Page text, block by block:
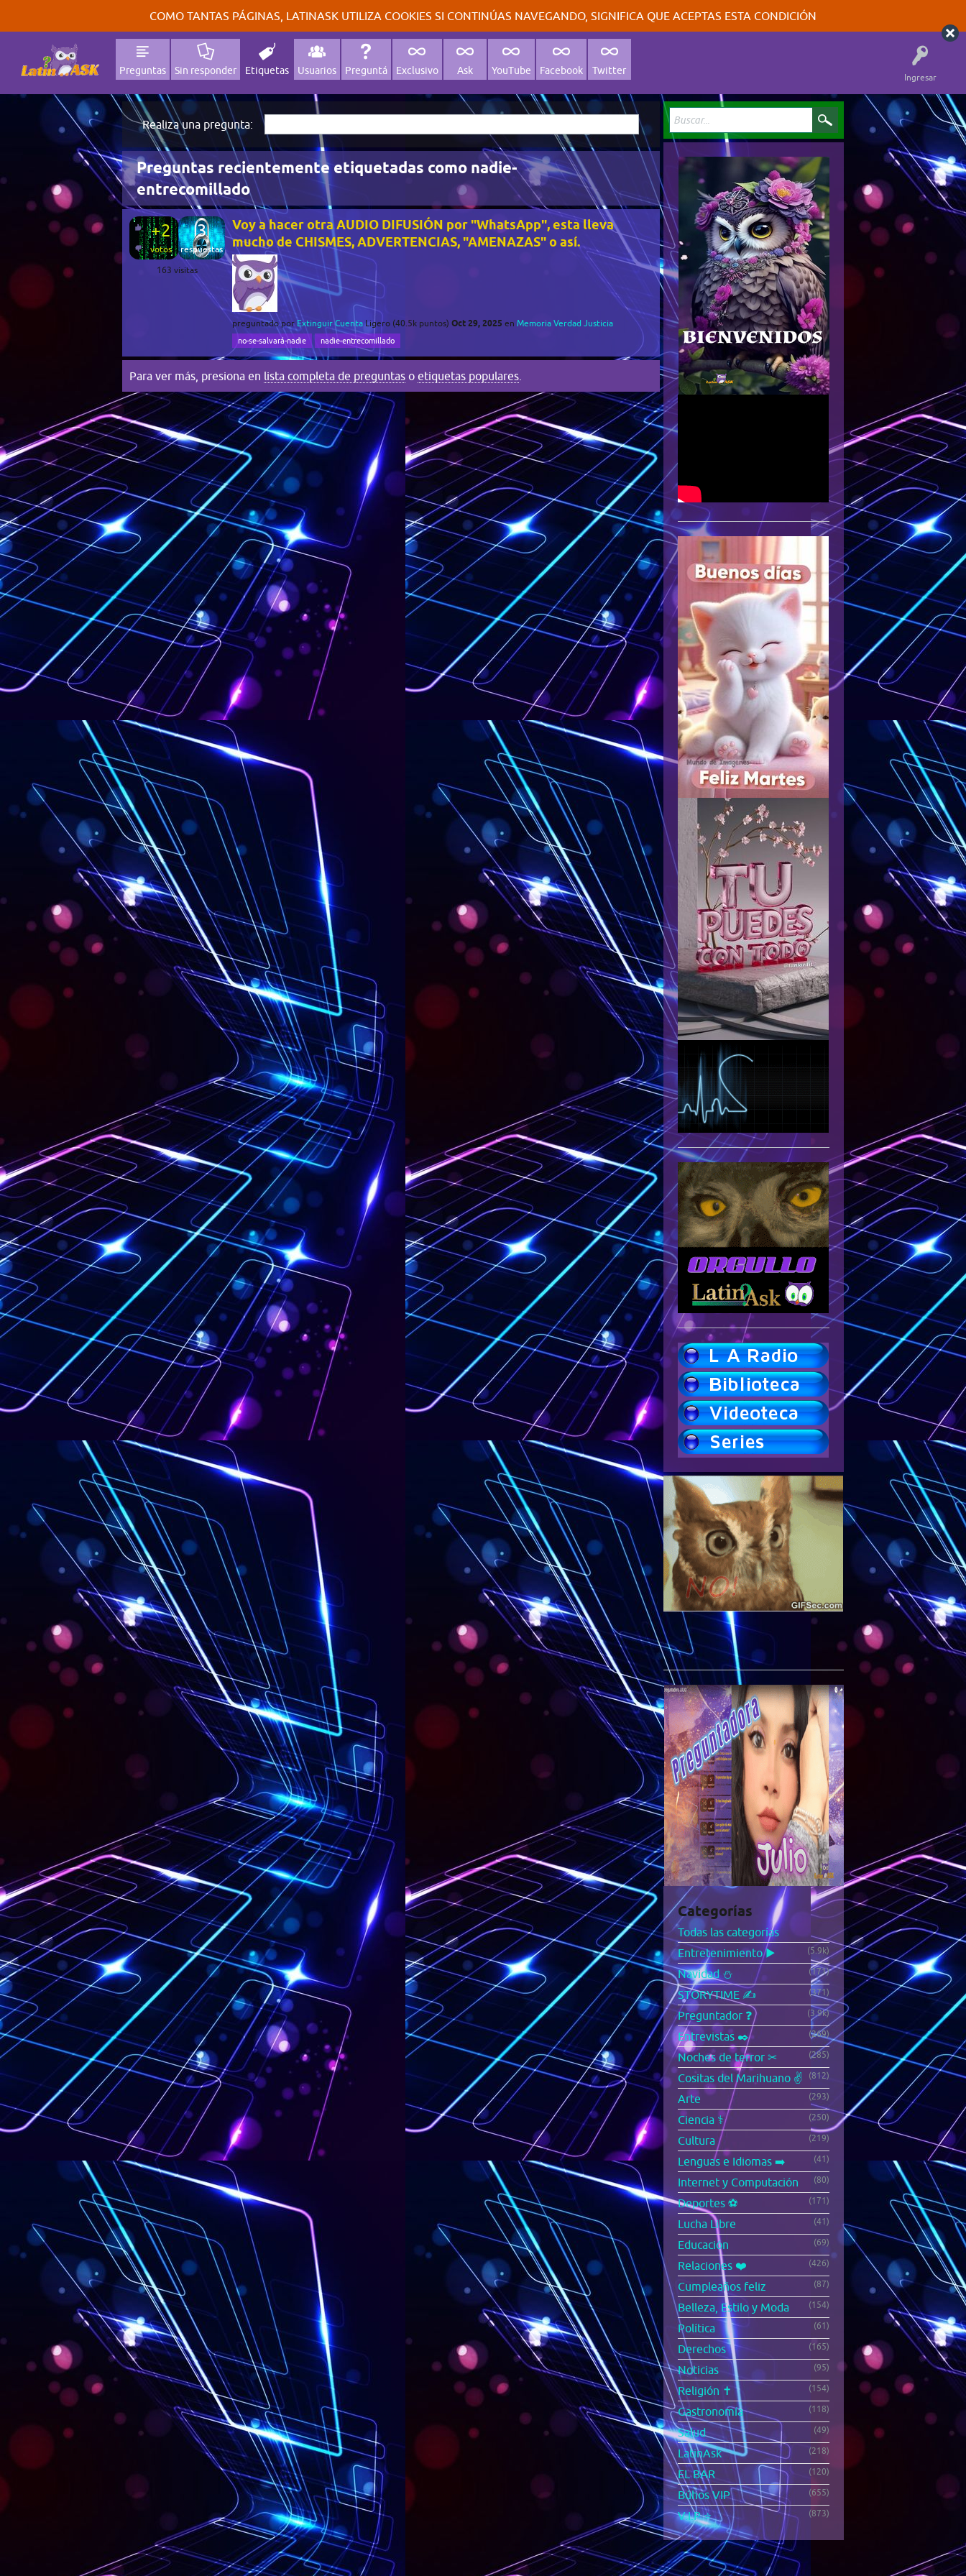
COMO TANTAS PÁGINAS, LATINASK UTILIZA COOKIES SI CONTINÚAS NAVEGANDO, SIGNIFICA QUE ACEPTAS ESTA CONDICIÓN
Ingresar
Preguntas Sin responder Etiquetas Usuarios Preguntá Exclusivo Ask YouTube Facebook Twitter
Realiza una pregunta:
Preguntas recientemente etiquetadas como nadie-
entrecomillado
+2
votos
3
respuestas
163 visitas
Voy a hacer otra AUDIO DIFUSIÓN por "WhatsApp", esta lleva
mucho de CHISMES, ADVERTENCIAS, "AMENAZAS" o así.
preguntado porExtinguir Cuenta Ligero (40.5k puntos) Oct 29, 2025 en Memoria Verdad Justicia
no-se-salvará-nadie nadie-entrecomillado
Para ver más, presiona en lista completa de preguntas o etiquetas populares
Categorías
Todas las categorías
Entretenimiento ▶️
(5.9k)
Navidad ⛄ (171)
STORYTIME ✍️ (371)
Preguntador ❓ (3.9k)
Entrevistas ✒️ (269)
Noches de terror ✂ (285)
Cositas del Marihuano ✌️ (812)
Arte (293)
Ciencia ⚕️ (250)
Cultura (219)
Lenguas e Idiomas ➡️ (41)
Internet y Computación (80)
Deportes ⚽ (171)
Lucha Libre (41)
Educación (69)
Relaciones ❤️ (426)
Cumpleaños feliz (87)
Belleza, Estilo y Moda (154)
Política (61)
Derechos (165)
Noticias (95)
Religión ✝️ (154)
Gastronomía (118)
Salud (49)
LatinAsk (218)
EL BAR (120)
Búhos VIP (655)
V.I.P ⭐ (873)